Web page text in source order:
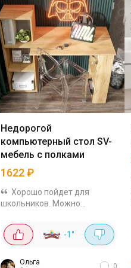
Недорогой
компьютерный стол SV-
мебель с полками
1622₽
Хорошо пойдет для
школьников. Можно
письменный или
компьютерный. Сделан из
сонома, светлый. Размеры
-1°
Ольга
0